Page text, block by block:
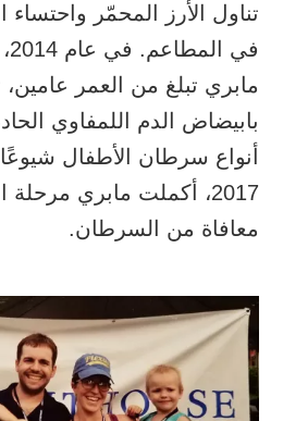
تناول الأرز المحمّر واحتساء
مابري تبلغ من العمر
بابيضاض الدم اللمفاوي
أنواع سرطان الأطفال
2017، أكملت مابري
معافاة من السرطان.